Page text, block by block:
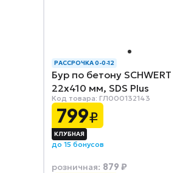
РАССРОЧКА 0-0-12
Бур по бетону SCHWERT
22x410 мм, SDS Plus
Код товара: ГЛ000132143
799₽
до 15 бонусов
розничная: 879 ₽